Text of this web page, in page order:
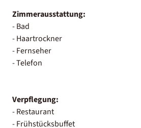
Zimmerausstattung:
- Bad
- Haartrockner
- Fernseher
- Telefon
Verpflegung:
- Restaurant
- Frühstücksbuffet